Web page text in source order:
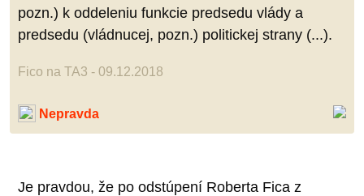
pozn.) k oddeleniu funkcie predsedu vlády a
predsedu (vládnucej, pozn.) politickej strany (...).
Fico na TA3 - 09.12.2018
Nepravda
Je pravdou, že po odstúpení Roberta Fica z